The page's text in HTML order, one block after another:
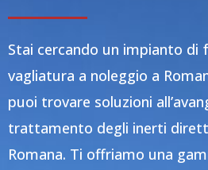
Stai cercando un impianto di
vagliatura a noleggio a
puoi trovare soluzioni
trattamento degli inerti
Romana. Ti offriamo una